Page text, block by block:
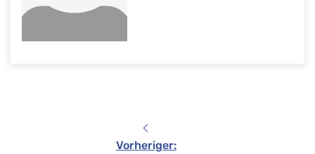
Vorheriger: